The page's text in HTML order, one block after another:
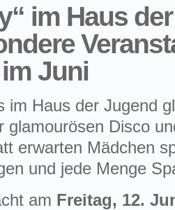
im Haus
Juni
im Haus der Jugend
glamourösen Disco
erwarten Mädchen
und jede Menge
am Freitag, 12.